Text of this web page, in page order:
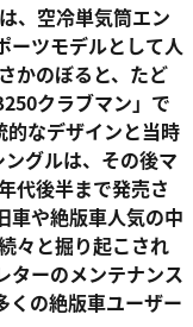
、空冷単気筒エン
ーツモデルとして人
かのぼると、たど
クラブマン」で
的なデザインと当時
グルは、その後マ
代後半まで発売さ
車や絶版車人気の中
々と掘り起こされ
ターのメンテナンス
くの絶版車ユーザー